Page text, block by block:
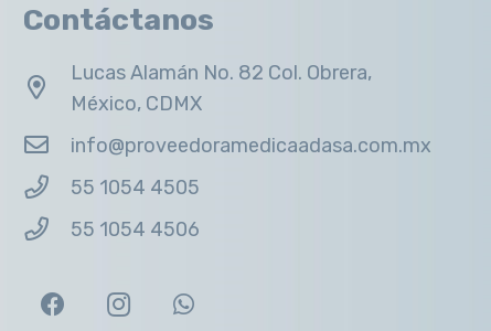
Contáctanos
Lucas Alamán No. 82 Col. Obrera,
México, CDMX
info@proveedoramedicaadasa.com.mx
55 1054 4505
55 1054 4506